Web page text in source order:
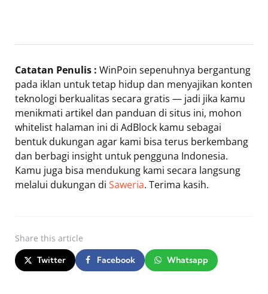
Catatan Penulis : WinPoin sepenuhnya bergantung
pada iklan untuk tetap hidup dan menyajikan konten
teknologi berkualitas secara gratis — jadi jika kamu
menikmati artikel dan panduan di situs ini, mohon
whitelist halaman ini di AdBlock kamu sebagai
bentuk dukungan agar kami bisa terus berkembang
dan berbagi insight untuk pengguna Indonesia.
Kamu juga bisa mendukung kami secara langsung
melalui dukungan di Saweria. Terima kasih.
Share this article
Twitter Facebook Whatsapp